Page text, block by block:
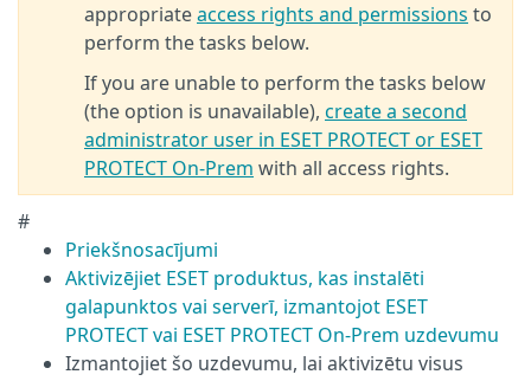
appropriateaccess rights and permissions to
perform the tasks below.
If you are unable to perform the tasks below
(the option is unavailable), create a second
administrator user in ESET PROTECT or ESET
PROTECT On-Prem with all access rights.
#
Priekšnosacījumi
Aktivizējiet ESET produktus, kas instalēti
galapunktos vai serverī, izmantojot ESET
PROTECT vai ESET PROTECT On-Prem uzdevumu
Izmantojiet šo uzdevumu, lai aktivizētu visus